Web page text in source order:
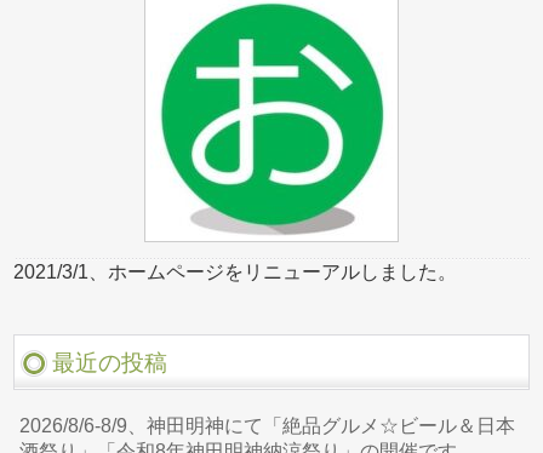
2021/3/1、ホームページをリニューアルしました。
最近の投稿
2026/8/6-8/9、神田明神にて「絶品グルメ☆ビール＆日本